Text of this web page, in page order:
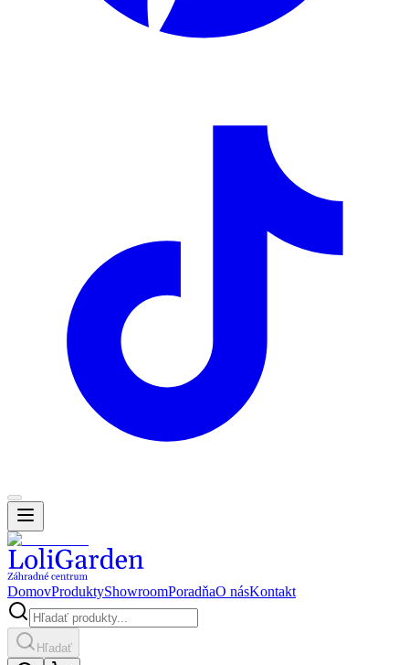
DomovProduktyShowroomPoradňaO násKontakt
Hľadať